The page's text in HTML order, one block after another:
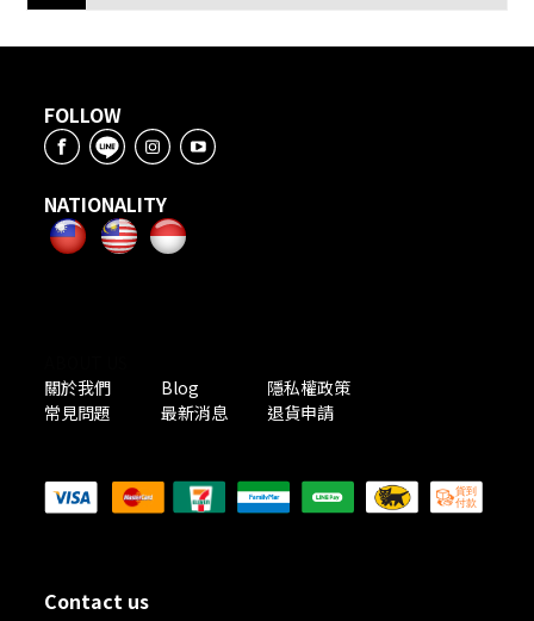
FOLLOW
NATIONALITY
關於我們
Blog
隱私權政策
常見問題
最新消息 退貨申請
Contact us